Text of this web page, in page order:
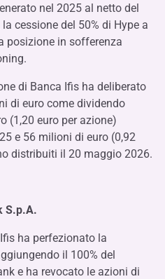
nel 2025 al netto del
cessione del 50% di Hype a
posizione in sofferenza
di Banca Ifis ha deliberato
di euro come dividendo
(1,20 euro per azione)
e 56 milioni di euro (0,92
distribuiti il 20 maggio 2026.
S.p.A.
ha perfezionato la
il 100% del
e ha revocato le azioni di